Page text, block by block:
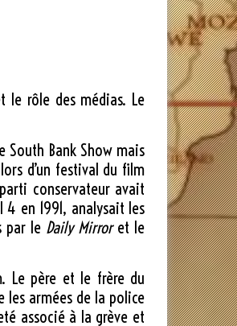
le rôle des médias. Le
Bank Show mais
d’un festival du film
conservateur avait
4 en 1991, analysait les
par le Daily Mirroret le
Le père et le frère du
les armées de la police
associé à la grève et